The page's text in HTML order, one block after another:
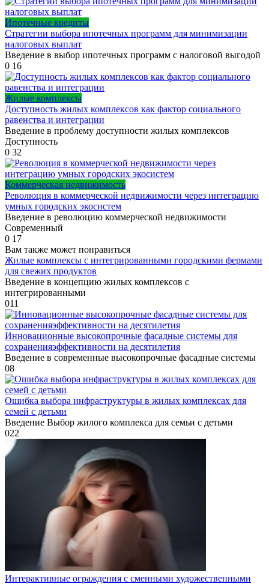
Ипотечные кредиты
Стратегии выбора ипотечных программ для минимизации
налоговых выплат
Введение в выбор ипотечных программ с налоговой выгодой
0 16
Жилые комплексы
Доступность жилых комплексов как фактор социального
равенства и интеграции
Введение в проблему доступности жилых комплексов
Доступность
0 32
Коммерческая недвижимость
Революция в коммерческой недвижимости через интеграцию
умных городских экосистем
Введение в революцию коммерческой недвижимости
Современный
0 17
Вам также может понравиться
Жилые комплексы с интегрированными городскими фермами
для свежих продуктов
Введение в концепцию жилых комплексов с
интегрированными
011
Инновационные высокопрочные фасадные системы для
сохраненияэффективности на десятилетия
Введение в современные высокопрочные фасадные системы
08
Ошибка выбора инфраструктуры в жилых комплексах для
семей с детьми
Введение Выбор жилого комплекса для семьи с детьми
022
Интерактивные ограждения с сменными художественными